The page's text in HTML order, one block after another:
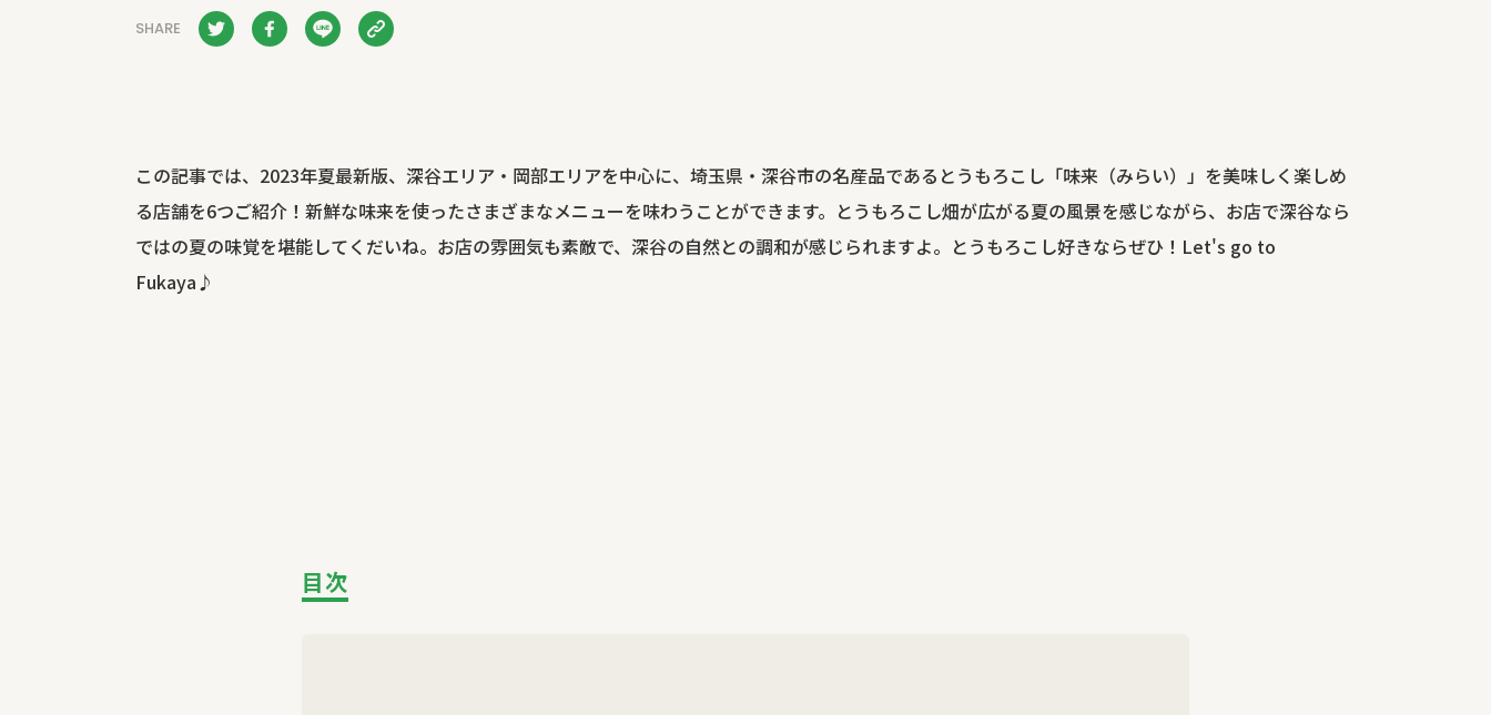
SHARE
この記事では、2023年夏最新版、深谷エリア・岡部エリアを中心に、埼玉県・深谷市の名産品であるとうもろこし「味来（みらい）」を美味しく楽しめ
る店舗を6つご紹介！新鮮な味来を使ったさまざまなメニューを味わうことができます。とうもろこし畑が広がる夏の風景を感じながら、お店で深谷なら
ではの夏の味覚を堪能してくだいね。お店の雰囲気も素敵で、深谷の自然との調和が感じられますよ。とうもろこし好きならぜひ！Let's go to
Fukaya♪
目次